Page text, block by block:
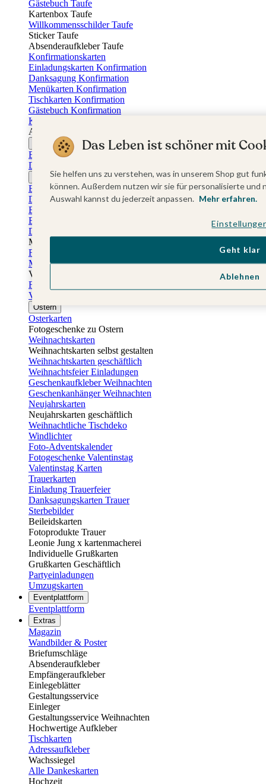
Gästebuch Taufe
Kartenbox Taufe
Willkommensschilder Taufe
Sticker Taufe
Absenderaufkleber Taufe
Konfirmationskarten
Einladungskarten Konfirmation
Danksagung Konfirmation
Menükarten Konfirmation
Tischkarten Konfirmation
Gästebuch Konfirmation
Kerzen Konfirmation
Aufkleber zum Anlass Ihres Kindes
Firmungskarten
Einladungskarten Firmung
Dankeskarten Firmung
Jugendweihekarten
Einladungskarten Jugendweihe
Dankeskarten Jugendweihe
Einschulungskarten
Einladungskarten Einschulung
Danksagung Einschulung
Muttertag
Fotogeschenke Muttertag
Muttertagskarten
Vatertag
Fotogeschenke Vatertag
Vatertagskarten
Ostern
Osterkarten
Fotogeschenke zu Ostern
Weihnachtskarten
Weihnachtskarten selbst gestalten
Weihnachtskarten geschäftlich
Weihnachtsfeier Einladungen
Geschenkaufkleber Weihnachten
Geschenkanhänger Weihnachten
Neujahrskarten
Neujahrskarten geschäftlich
Weihnachtliche Tischdeko
Windlichter
Foto-Adventskalender
Fotogeschenke Valentinstag
Valentinstag Karten
Trauerkarten
Einladung Trauerfeier
Danksagungskarten Trauer
Sterbebilder
Beileidskarten
Fotoprodukte Trauer
Leonie Jung x kartenmacherei
Individuelle Grußkarten
Grußkarten Geschäftlich
Partyeinladungen
Umzugskarten
Eventplattform
Eventplattform
Extras
Magazin
Wandbilder & Poster
Briefumschläge
Absenderaufkleber
Empfängeraufkleber
Einlegeblätter
Gestaltungsservice
Einleger
Gestaltungsservice Weihnachten
Hochwertige Aufkleber
Tischkarten
Adressaufkleber
Wachssiegel
Alle Dankeskarten
Hochzeit
Das Leben ist schöner mit
Sie helfen uns zu verstehen, was in unserem Shop gut
können. Außerdem nutzen wir sie für personalisierte
Auswahl kannst du jederzeit anpassen. Mehr erfahren.
Ablehnen
Geht klar